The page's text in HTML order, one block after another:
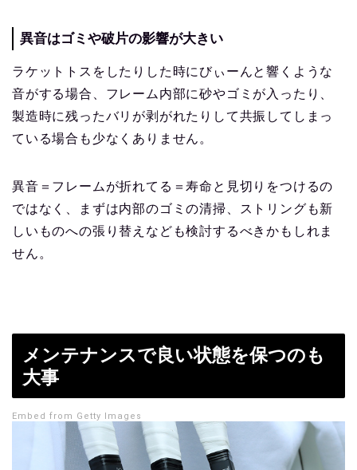
異音はゴミや破片の影響が大きい
ラケットトスをしたりした時にびぃーんと響くような
音がする場合、フレーム内部に砂やゴミが入ったり、
製造時に残ったバリが剥がれたりして共振してしまっ
ている場合も少なくありません。
異音＝フレームが折れてる＝寿命と見切りをつけるの
ではなく、まずは内部のゴミの清掃、ストリングも新
しいものへの張り替えなども検討するべきかもしれま
せん。
メンテナンスで良い状態を保つのも
大事
Embed from Getty Images